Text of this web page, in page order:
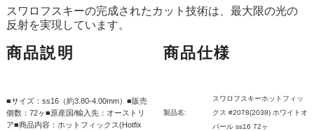
スワロフスキーの完成されたカット技術は、最大限の光の
反射を実現しています。
商品説明
■サイズ：ss16（約3.80-4.00mm）■販売
個数：72ヶ■原産国/輸入先：オーストリ
ア■商品内容：ホットフィックス(Hotfix
商品仕様
製品名:
スワロフスキーホットフィッ
クス #2078(2038) ホワイトオ
パール ss16 72ヶ